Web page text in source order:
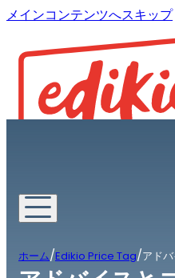
メインコンテンツへスキップ
ホーム/Edikio Price Tag/アド